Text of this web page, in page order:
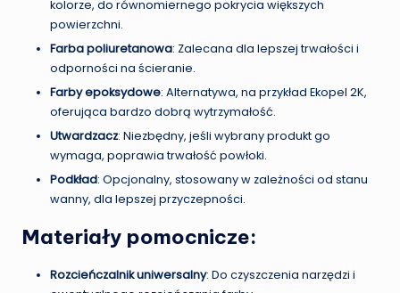
kolorze, do równomiernego pokrycia większych
powierzchni.
Farba poliuretanowa: Zalecana dla lepszej trwałości i
odporności na ścieranie.
Farby epoksydowe: Alternatywa, na przykład Ekopel 2K,
oferująca bardzo dobrą wytrzymałość.
Utwardzacz: Niezbędny, jeśli wybrany produkt go
wymaga, poprawia trwałość powłoki.
Podkład: Opcjonalny, stosowany w zależności od stanu
wanny, dla lepszej przyczepności.
Materiały pomocnicze:
Rozcieńczalnik uniwersalny: Do czyszczenia narzędzi i